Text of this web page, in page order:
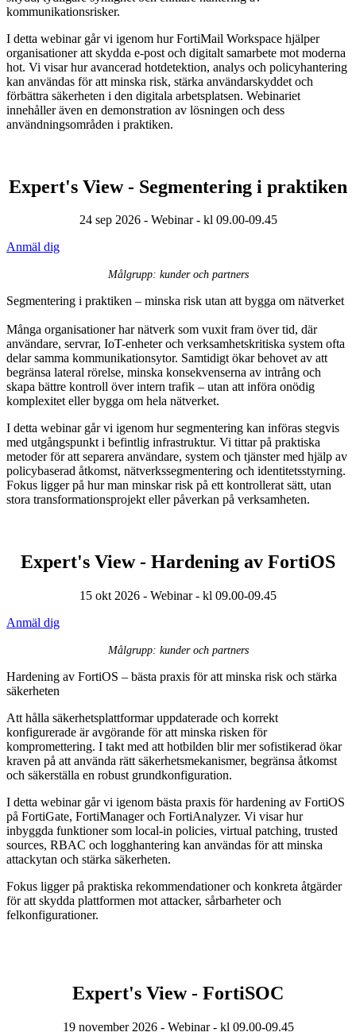
kommunikationsrisker.
I detta webinar går vi igenom hur FortiMail Workspace hjälper
organisationer att skydda e-post och digitalt samarbete mot moderna
hot. Vi visar hur avancerad hotdetektion, analys och policyhantering
kan användas för att minska risk, stärka användarskyddet och
förbättra säkerheten i den digitala arbetsplatsen. Webinariet
innehåller även en demonstration av lösningen och dess
användningsområden i praktiken.
Expert's View - Segmentering i praktiken
24 sep 2026 - Webinar - kl 09.00-09.45
Anmäl dig
Målgrupp: kunder och partners
Segmentering i praktiken – minska risk utan att bygga om nätverket
Många organisationer har nätverk som vuxit fram över tid, där
användare, servrar, IoT-enheter och verksamhetskritiska system ofta
delar samma kommunikationsytor. Samtidigt ökar behovet av att
begränsa lateral rörelse, minska konsekvenserna av intrång och
skapa bättre kontroll över intern trafik – utan att införa onödig
komplexitet eller bygga om hela nätverket.
I detta webinar går vi igenom hur segmentering kan införas stegvis
med utgångspunkt i befintlig infrastruktur. Vi tittar på praktiska
metoder för att separera användare, system och tjänster med hjälp av
policybaserad åtkomst, nätverkssegmentering och identitetsstyrning.
Fokus ligger på hur man minskar risk på ett kontrollerat sätt, utan
stora transformationsprojekt eller påverkan på verksamheten.
Expert's View - Hardening av FortiOS
15 okt 2026 - Webinar - kl 09.00-09.45
Anmäl dig
Målgrupp: kunder och partners
Hardening av FortiOS – bästa praxis för att minska risk och stärka
säkerheten
Att hålla säkerhetsplattformar uppdaterade och korrekt
konfigurerade är avgörande för att minska risken för
kompromettering. I takt med att hotbilden blir mer sofistikerad ökar
kraven på att använda rätt säkerhetsmekanismer, begränsa åtkomst
och säkerställa en robust grundkonfiguration.
I detta webinar går vi igenom bästa praxis för hardening av FortiOS
på FortiGate, FortiManager och FortiAnalyzer. Vi visar hur
inbyggda funktioner som local-in policies, virtual patching, trusted
sources, RBAC och logghantering kan användas för att minska
attackytan och stärka säkerheten.
Fokus ligger på praktiska rekommendationer och konkreta åtgärder
för att skydda plattformen mot attacker, sårbarheter och
felkonfigurationer.
Expert's View - FortiSOC
19 november 2026 - Webinar - kl 09.00-09.45